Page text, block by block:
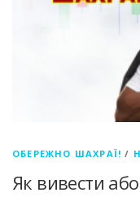
ОБЕРЕЖНО ШАХРАЇ! /
Як вивести